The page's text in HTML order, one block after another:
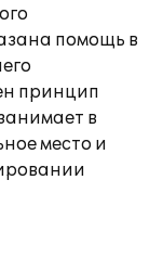
помощь в
принцип
в
место и